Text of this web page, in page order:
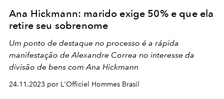
Ana Hickmann: marido exige 50% e que ela
retire seu sobrenome
Um ponto de destaque no processo é a rápida
manifestação de Alexandre Correa no interesse da
divisão de bens com Ana Hickmann
24.11.2023 por L'Officiel Hommes Brasil